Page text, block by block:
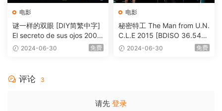
电影
谜一样的双眼 [DIY简繁中字]
El secreto de sus ojos 2009
1080p Blu-ray AVC DTS-HD
2024-06-30 免费
电影
秘密特工 The Man from U.N.
C.L.E 2015 [BDISO 36.54G
B] 2024-06-30 免费
评论 3
请先 登录